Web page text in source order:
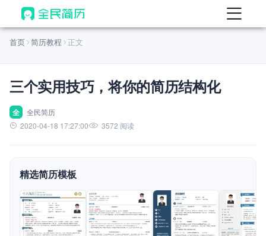
首页
AI 生成简历
AI 优化简历
AI 翻译简历
AI 模拟面试
面试自我介绍
AI 职场工具 New
首页 简历教程 正文
三个实用技巧，将你的简历结构化
全
全民简历
2020-04-18 17:27:00
3572 阅读
精选简历模板